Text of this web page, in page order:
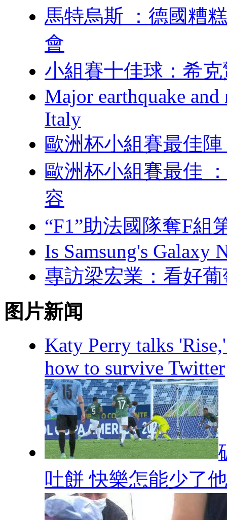
馬特烏斯  ：德國
會
小組賽十佳球：
Major earthquake
Italy
歐洲杯小組賽最佳陣
歐洲杯小組賽最佳 
容
“F1”助法國隊奪F組第
Is Samsung's Galaxy
專訪梁宏業 ：看
图片新闻
Katy Perry talks
how to survive Twitter
吐餅 快樂怎能少了他